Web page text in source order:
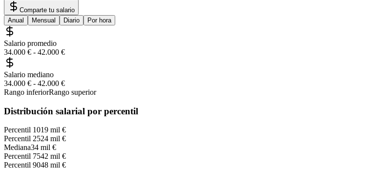
Comparte tu salario
Anual
Mensual Diario Por hora
Salario promedio
34.000 € - 42.000 €
Salario mediano
34.000 € - 42.000 €
Rango inferiorRango superior
Distribución salarial por percentil
Percentil 1019 mil €
Percentil 2524 mil €
Mediana34 mil €
Percentil 7542 mil €
Percentil 9048 mil €